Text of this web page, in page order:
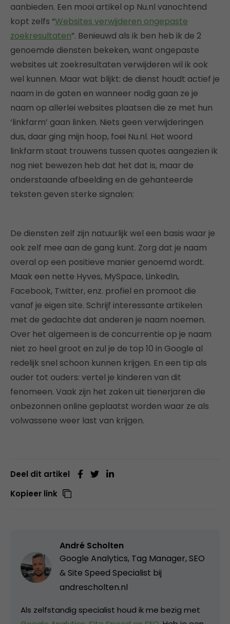
aanbieden. Een mooi artikel op Nu.nl vanochtend
kopt zelfs “Websites verwijderen ongepaste
zoekresultaten”. Benieuwd als ik ben heb ik de 2
genoemde diensten bekeken, want ongepaste
websites uit zoekresultaten verwijderen wil ik ook
wel kunnen. Maar wat blijkt: de dienst houdt actief je
naam in de gaten en wanneer nodig gaan ze je
naam op allerlei websites plaatsen die ze met hun
‘linkfarm’ gaan linken. Niets geen verwijderingen
dus, daar ging mijn hoop, foei Nu.nl. Het woord
linkfarm staat trouwens tussen quotes aangezien ik
nog niet bewezen heb dat het dat is, maar de
onderstaande afbeelding en de gehanteerde
teksten geven sterke signalen:
De diensten zelf zijn natuurlijk wel een basis waar je
ook zelf mee aan de gang kunt. Zorg dat je naam
overal op een positieve manier genoemd wordt.
Maak een nette Hyves, MySpace, LinkedIn,
Facebook, Twitter, enz. profiel en promoot die
vanaf je eigen site. Schrijf interessante artikelen
met de gedachte dat anderen je naam noemen.
Over het algemeen is de concurrentie op je naam
niet zo heel groot en zul je de top 10 in Google al
redelijk snel schoon kunnen krijgen. En een tip als
ouder tot ouders: vertel je kinderen van dit
fenomeen. Vaak zijn het zaken uit tienerjaren die
onbezonnen online geplaatst worden waar ze als
volwassene weer last van krijgen.
Deel dit artikel
Kopieer link
André Scholten
Google Analytics, Tag Manager, SEO
& Site Speed Specialist bij
andrescholten.nl
Als zelfstandig specialist houd ik me bezig met